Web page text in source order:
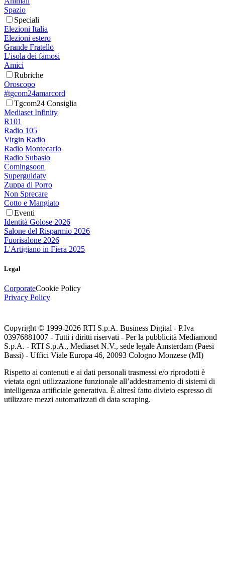
Spazio
Speciali
Elezioni Italia
Elezioni estero
Grande Fratello
L'isola dei famosi
Amici
Rubriche
Oroscopo
#tgcom24amarcord
Tgcom24 Consiglia
Mediaset Infinity
R101
Radio 105
Virgin Radio
Radio Montecarlo
Radio Subasio
Comingsoon
Superguidatv
Zuppa di Porro
Non Sprecare
Cotto e Mangiato
Eventi
Identità Golose 2026
Salone del Risparmio 2026
Fuorisalone 2026
L'Artigiano in Fiera 2025
Legal
CorporateCookie Policy
Privacy Policy
Copyright © 1999-2026 RTI S.p.A. Business Digital - P.Iva
03976881007 - Tutti i diritti riservati - Per la pubblicità Mediamond
S.p.A. - RTI S.p.A., Mediaset N.V., sede legale Amsterdam (Paesi
Bassi) - Uffici Viale Europa 46, 20093 Cologno Monzese (MI)
Rispetto ai contenuti e ai dati personali trasmessi e/o riprodotti è
vietata ogni utilizzazione funzionale all’addestramento di sistemi di
intelligenza artificiale generativa. È altresì fatto divieto espresso di
utilizzare mezzi automatizzati di data scraping.